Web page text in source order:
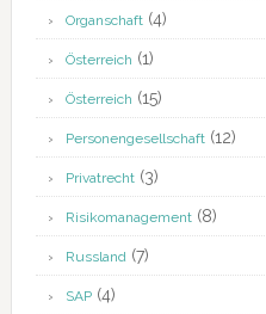
Organschaft(4)
Österreich (1)
Österreich (15)
Personengesellschaft(12)
Privatrecht(3)
Risikomanagement(8)
Russland(7)
SAP(4)